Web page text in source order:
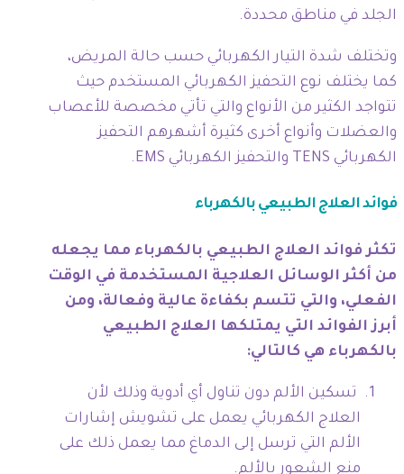
الجلد في مناطق محددة.
وتختلف شدة التيار الكهربائي حسب حالة المريض،
كما يختلف نوع التحفيز الكهربائي المستخدم حيث
تتواجد الكثير من الأنواع والتي تأتي مخصصة للأعصاب
والعضلات وأنواع أخرى كثيرة أشهرهم التحفيز
الكهربائي TENS والتحفيز الكهربائي EMS.
فوائد العلاج الطبيعي بالكهرباء
تكثر فوائد العلاج الطبيعي بالكهرباء مما يجعله
من أكثر الوسائل العلاجية المستخدمة في الوقت
الفعلي، والتي تتسم بكفاءة عالية وفعالة، ومن
أبرز الفوائد التي يمتلكها العلاج الطبيعي
بالكهرباء هي كالتالي:
تسكين الألم دون تناول أي أدوية وذلك لأن
العلاج الكهربائي يعمل على تشويش إشارات
الألم التي ترسل إلى الدماغ مما يعمل ذلك على
منع الشعور بالألم.